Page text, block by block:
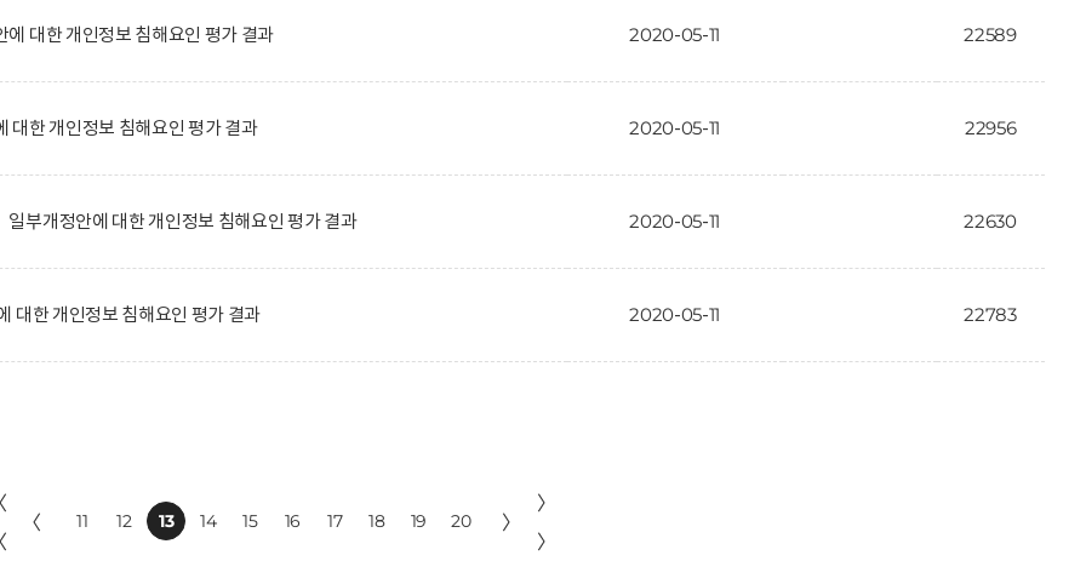
대한 개인정보 침해요인 평가 결과 2020-05-11 22589
대한 개인정보 침해요인 평가 결과 2020-05-11 22956
부개정안에 대한 개인정보 침해요인 평가 결과 2020-05-11 22630
대한 개인정보 침해요인 평가 결과 2020-05-11 22783
〈 11 12 13 14 15 16 17 18 19 20 〉
〉
〉